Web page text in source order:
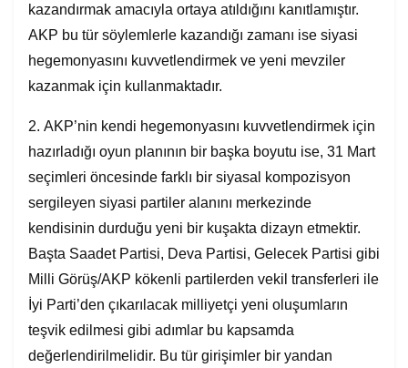
kazandırmak amacıyla ortaya atıldığını kanıtlamıştır.
AKP bu tür söylemlerle kazandığı zamanı ise siyasi
hegemonyasını kuvvetlendirmek ve yeni mevziler
kazanmak için kullanmaktadır.
2. AKP’nin kendi hegemonyasını kuvvetlendirmek için
hazırladığı oyun planının bir başka boyutu ise, 31 Mart
seçimleri öncesinde farklı bir siyasal kompozisyon
sergileyen siyasi partiler alanını merkezinde
kendisinin durduğu yeni bir kuşakta dizayn etmektir.
Başta Saadet Partisi, Deva Partisi, Gelecek Partisi gibi
Milli Görüş/AKP kökenli partilerden vekil transferleri ile
İyi Parti’den çıkarılacak milliyetçi yeni oluşumların
teşvik edilmesi gibi adımlar bu kapsamda
değerlendirilmelidir. Bu tür girişimler bir yandan